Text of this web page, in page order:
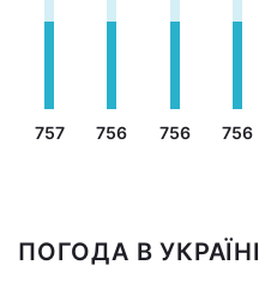
757 756 756 756
ПОГОДА В УКРАЇНІ